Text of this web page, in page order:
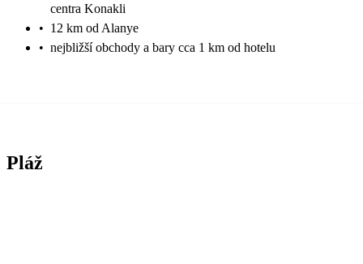
centra Konakli
• 12 km od Alanye
• nejbližší obchody a bary cca 1 km od hotelu
Pláž